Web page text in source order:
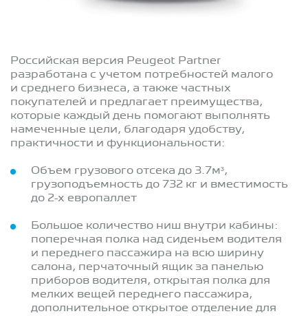
Российская версия Peugeot Partner
разработана с учетом потребностей малого
и среднего бизнеса, а также частных
покупателей и предлагает преимущества,
которые каждый день помогают выполнять
намеченные цели, благодаря удобству,
практичности и функциональности:
Объем грузового отсека до 3.7м³,
грузоподъемность до 732 кг и вместимость
до 2-х европаллет
Большое количество ниш внутри кабины:
поперечная полка над сиденьем водителя
и переднего пассажира на всю ширину
салона, перчаточный ящик за панелью
приборов водителя, открытая полка для
мелких вещей переднего пассажира,
дополнительное открытое отделение для